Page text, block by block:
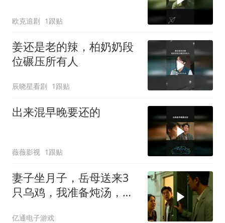
欧克追剧 1跟贴
姜还是老的辣，柏奶奶段
位碾压所有人
辰晓星看剧 1跟贴
出来混早晚要还的
薇薇影视 1跟贴
妻子坐月子，岳母送来3
只乌鸡，我准备炖汤，妻
亿通电子游戏